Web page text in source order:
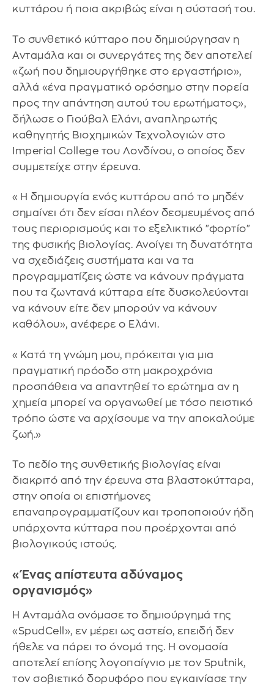
κυττάρου ή ποια ακριβώς είναι η σύστασή του.
Το συνθετικό κύτταρο που δημιούργησαν η
Ανταμάλα και οι συνεργάτες της δεν αποτελεί
«ζωή που δημιουργήθηκε στο εργαστήριο»,
αλλά «ένα πραγματικό ορόσημο στην πορεία
προς την απάντηση αυτού του ερωτήματος»,
δήλωσε ο Γιούβαλ Ελάνι, αναπληρωτής
καθηγητής Βιοχημικών Τεχνολογιών στο
Imperial College του Λονδίνου, ο οποίος δεν
συμμετείχε στην έρευνα.
«Η δημιουργία ενός κυττάρου από το μηδέν
σημαίνει ότι δεν είσαι πλέον δεσμευμένος από
τους περιορισμούς και το εξελικτικό "φορτίο"
της φυσικής βιολογίας. Ανοίγει τη δυνατότητα
να σχεδιάζεις συστήματα και να τα
προγραμματίζεις ώστε να κάνουν πράγματα
που τα ζωντανά κύτταρα είτε δυσκολεύονται
να κάνουν είτε δεν μπορούν να κάνουν
καθόλου», ανέφερε ο Ελάνι.
«Κατά τη γνώμη μου, πρόκειται για μια
πραγματική πρόοδο στη μακροχρόνια
προσπάθεια να απαντηθεί το ερώτημα αν η
χημεία μπορεί να οργανωθεί με τόσο πειστικό
τρόπο ώστε να αρχίσουμε να την αποκαλούμε
ζωή.»
Το πεδίο της συνθετικής βιολογίας είναι
διακριτό από την έρευνα στα βλαστοκύτταρα,
στην οποία οι επιστήμονες
επαναπρογραμματίζουν και τροποποιούν ήδη
υπάρχοντα κύτταρα που προέρχονται από
βιολογικούς ιστούς.
«Ένας απίστευτα αδύναμος
οργανισμός»
Η Ανταμάλα ονόμασε το δημιούργημά της
«SpudCell», εν μέρει ως αστείο, επειδή δεν
ήθελε να πάρει το όνομά της. Η ονομασία
αποτελεί επίσης λογοπαίγνιο με τον Sputnik,
τον σοβιετικό δορυφόρο που εγκαινίασε την